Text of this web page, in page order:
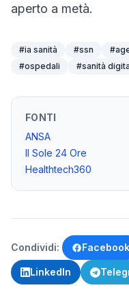
aperto a metà.
#ia sanità #ssn #
#ospedali #sanità
FONTI
ANSA
Il Sole 24 Ore
Healthtech360
Condividi: Facebook
LinkedIn